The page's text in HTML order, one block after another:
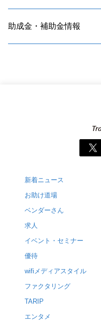
助成金・補助金情報
新着ニュース
お助け道場
ベンダーさん
求人
イベント・セミナー
優待
wifiメディアスタイル
ファクタリング
TARIP
エンタメ